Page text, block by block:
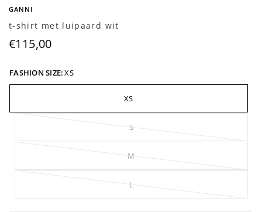
GANNI
t-shirt met luipaard wit
€115,00
FASHION SIZE:XS
XS
S
M
L